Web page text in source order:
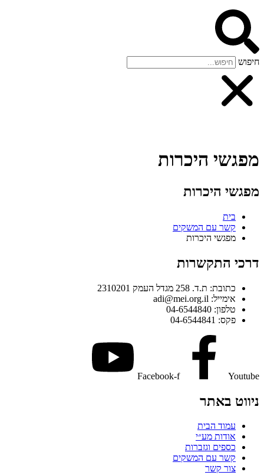
חיפוש
מפגשי היכרות
מפגשי היכרות
בית
קשר עם המשקים
מפגשי היכרות
דרכי התקשרות
כתובת: ת.ד. 258 מגדל העמק 2310201
אימייל: adi@mei.org.il
טלפון: 04-6544840
פקס: 04-6544841
Facebook-f Youtube
ניווט באתר
עמוד הבית
אודות מע״י
כספים וגזברות
קשר עם המשקים
צור קשר